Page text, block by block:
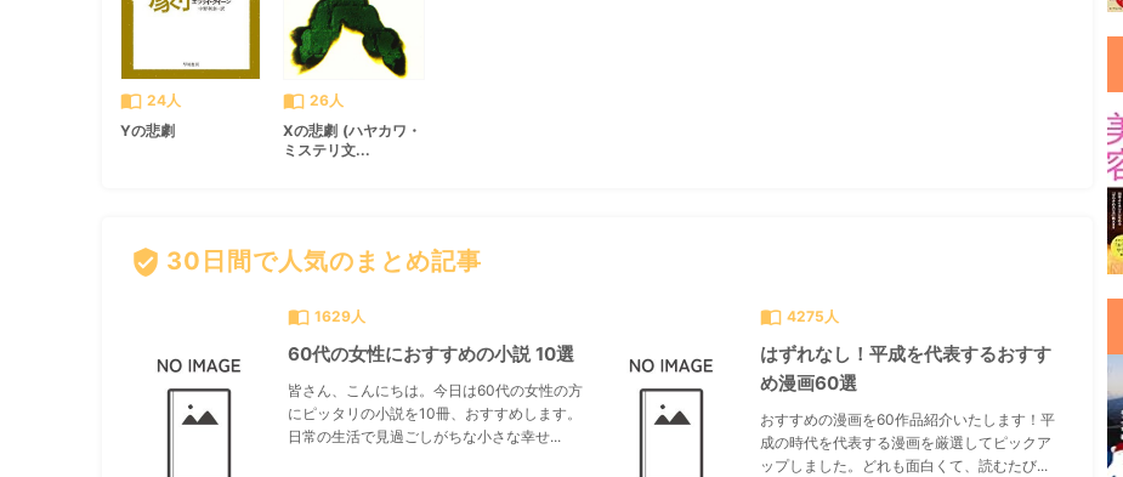
import_contacts 24人
Yの悲劇
import_contacts 26人
Xの悲劇 (ハヤカワ・
ミステリ文...
verified_user 30日間で人気のまとめ記事
import_contacts 1629人
60代の女性におすすめの小説 10選
皆さん、こんにちは。今日は60代の女性の方
にピッタリの小説を10冊、おすすめします。
日常の生活で見過ごしがちな小さな幸せ...
import_contacts 4275人
はずれなし！平成を代表するおすす
め漫画60選
おすすめの漫画を60作品紹介いたします！平
成の時代を代表する漫画を厳選してピックア
ップしました。どれも面白くて、読むたび...